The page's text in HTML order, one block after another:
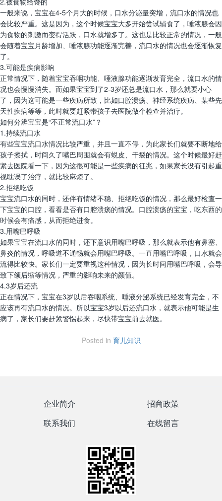
一般来说，宝宝在4-5个月大的时候，口水分泌量突增，流口水的情况也
会比较严重。这是因为，这个时候宝宝大多开始尝试辅食了，唾液腺会因
为食物的刺激而变得活跃，口水就增多了。这也是比较正常的情况，一般
会随着宝宝月龄增加、唾液腺功能逐渐完善，流口水的情况也会逐渐恢复
了。
3.可能是疾病影响
正常情况下，随着宝宝吞咽功能、唾液腺功能逐渐发育完全，流口水的情
况也会慢慢消失。而如果宝宝到了2-3岁还总是流口水，那么就要小心
了，因为这可能是一些疾病所致，比如口腔溃疡、神经系统疾病、某些先
天性疾病等等，此时就要赶紧带孩子去医院做个检查并治疗。
如何分辨宝宝是“不正常流口水”？
1.持续流口水
有些宝宝流口水情况比较严重，并且一直不停，为此家长们就要不断地给
孩子擦拭，时间久了嘴巴周围就会有蜕皮、干裂的情况。这个时候最好赶
紧去医院看一下，因为这很可能是一些疾病的征兆，如果家长没有引起重
视耽误了治疗，就比较麻烦了。
2.拒绝吃饭
宝宝流口水的同时，还伴有情绪不稳、拒绝吃饭的情况，那么最好检查一
下宝宝的口腔，看看是否有口腔溃疡的情况。口腔溃疡的宝宝，吃东西的
时候会有痛感，从而拒绝进食。
3.用嘴巴呼吸
如果宝宝在流口水的同时，还下意识用嘴巴呼吸，那么就表示他有鼻塞、
鼻炎的情况，呼吸道不通畅就会用嘴巴呼吸。一直用嘴巴呼吸，口水就会
流得比较快。家长们一定要重视这种情况，因为长时间用嘴巴呼吸，会导
致下颌后缩等情况，严重的影响未来的颜值。
4.3岁后还流
正在情况下，宝宝在3岁以后吞咽系统、唾液分泌系统已经发育完全，不
应该再有流口水的情况。所以宝宝3岁以后还流口水，就表示他可能是生
病了，家长们要赶紧警惕起来，尽快带宝宝前去就医。
Posted in 育儿知识
企业简介
招商政策
联系我们
在线留言